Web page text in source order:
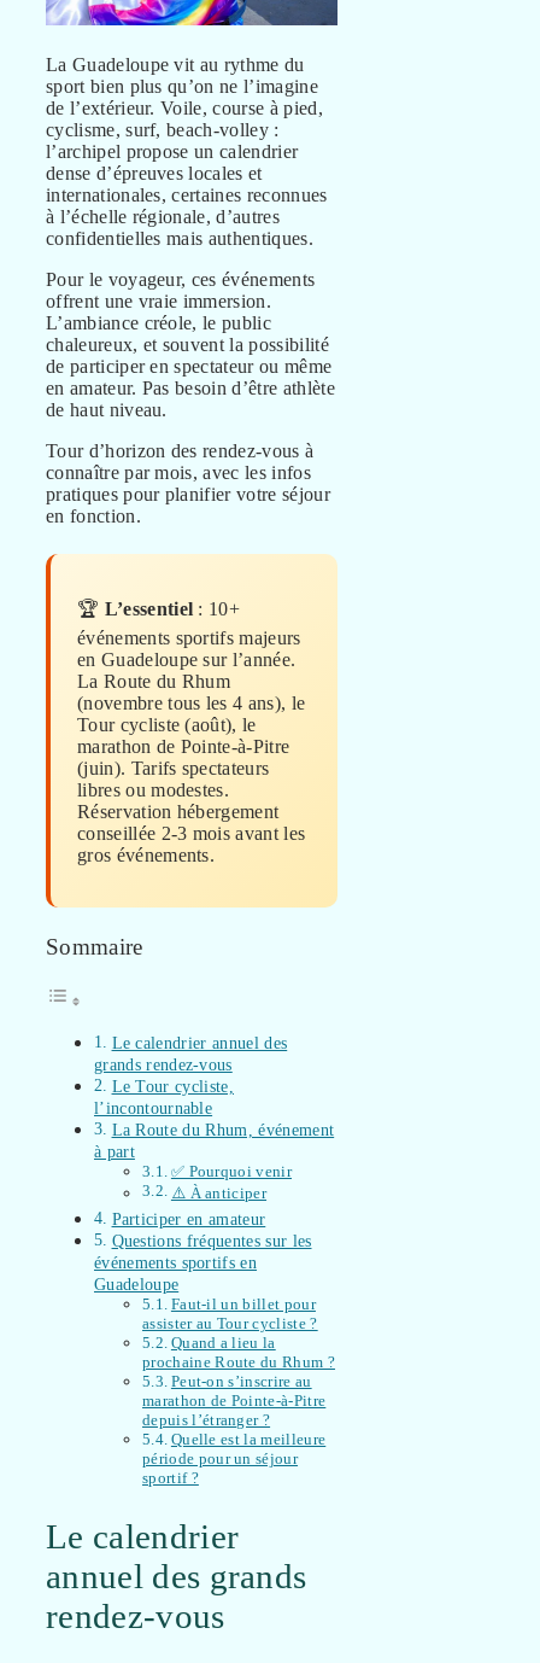
La Guadeloupe vit au rythme du
sport bien plus qu’on ne l’imagine
de l’extérieur. Voile, course à pied,
cyclisme, surf, beach-volley :
l’archipel propose un calendrier
dense d’épreuves locales et
internationales, certaines reconnues
à l’échelle régionale, d’autres
confidentielles mais authentiques.
Pour le voyageur, ces événements
offrent une vraie immersion.
L’ambiance créole, le public
chaleureux, et souvent la possibilité
de participer en spectateur ou même
en amateur. Pas besoin d’être athlète
de haut niveau.
Tour d’horizon des rendez-vous à
connaître par mois, avec les infos
pratiques pour planifier votre séjour
en fonction.
🏆 L’essentiel : 10+
événements sportifs majeurs
en Guadeloupe sur l’année.
La Route du Rhum
(novembre tous les 4 ans), le
Tour cycliste (août), le
marathon de Pointe-à-Pitre
(juin). Tarifs spectateurs
libres ou modestes.
Réservation hébergement
conseillée 2-3 mois avant les
gros événements.
Sommaire
Le calendrier annuel des
grands rendez-vous
Le Tour cycliste,
l’incontournable
La Route du Rhum, événement
à part
✅ Pourquoi venir
⚠️ À anticiper
Participer en amateur
Questions fréquentes sur les
événements sportifs en
Guadeloupe
Faut-il un billet pour
assister au Tour cycliste ?
Quand a lieu la
prochaine Route du Rhum ?
Peut-on s’inscrire au
marathon de Pointe-à-Pitre
depuis l’étranger ?
Quelle est la meilleure
période pour un séjour
sportif ?
Le calendrier
annuel des grands
rendez-vous